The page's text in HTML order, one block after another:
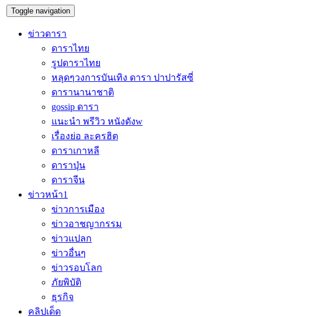
Toggle navigation
ข่าวดารา
ดาราไทย
รูปดาราไทย
หลุดๆวงการบันเทิง ดารา ปาปารัสซี่
ดารานานาชาติ
gossip ดารา
แนะนำ พรีวิว หนังดังw
เรื่องย่อ ละครฮิต
ดาราเกาหลี
ดาราปุ่น
ดาราจีน
ข่าวหน้า1
ข่าวการเมือง
ข่าวอาชญากรรม
ข่าวแปลก
ข่าวอื่นๆ
ข่าวรอบโลก
ภัยพิบัติ
ธุรกิจ
คลิปเด็ด